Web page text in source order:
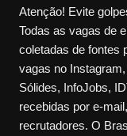
Atenção! Evite
Todas as vagas de
coletadas de fontes
vagas no
Sólides, InfoJobs,
recebidas por e-
recrutadores. O